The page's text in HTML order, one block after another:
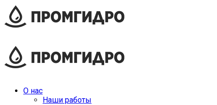
О нас
Наши работы